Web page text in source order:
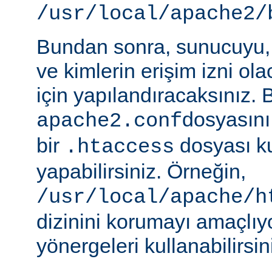
/usr/local/apache2/
Bundan sonra,
ve kimlerin erişim izni
için yapılandıracaksınız.
apache2.conf
bir .htaccess dosyası
yapabilirsiniz. Örneğin,
/usr/local/apache/
dizinini korumayı
yönergeleri